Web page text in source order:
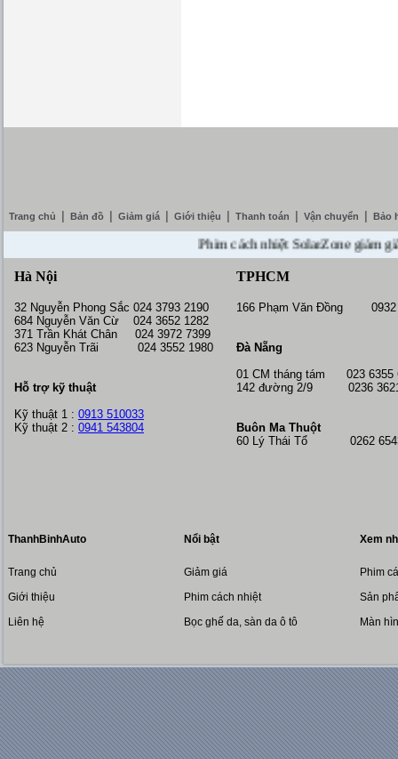
Trang chủ Bản đồ Giảm giá Giới thiệu Thanh toán Vận chuyển Bảo
Phim cách nhiệt SolarZone giảm giá
Hà Nội
32 Nguyễn Phong Sắc 024 3793 2190
684 Nguyễn Văn Cừ 024 3652 1282
371 Trần Khát Chân 024 3972 7399
623 Nguyễn Trãi 024 3552 1980
Hỗ trợ kỹ thuật
Kỹ thuật 1 : 0913 510033
Kỹ thuật 2 : 0941 543804
TPHCM
166 Phạm Văn Đồng 0932
Đà Nẵng
01 CM tháng tám 023 6355
142 đường 2/9 0236
Buôn Ma Thuột
60 Lý Thái Tổ 0262
ThanhBinhAuto
Trang chủ
Giới thiệu
Liên hệ
Nổi bật
Giảm giá
Phim cách nhiệt
Bọc ghế da, sàn da ô tô
Xem
Phim
Sản
Màn